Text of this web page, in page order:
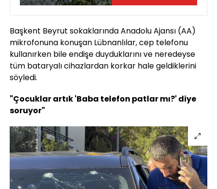
Başkent Beyrut sokaklarında Anadolu Ajansı (AA)
mikrofonuna konuşan Lübnanlılar, cep telefonu
kullanırken bile endişe duyduklarını ve neredeyse
tüm bataryalı cihazlardan korkar hale geldiklerini
söyledi.
"Çocuklar artık 'Baba telefon patlar mı?' diye
soruyor"